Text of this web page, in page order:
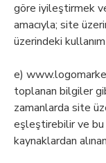
göre iyileştirmek
amacıyla; site
üzerindeki
e)
toplanan bilgiler
zamanlarda site
eşleştirebilir ve bu
kaynaklardan